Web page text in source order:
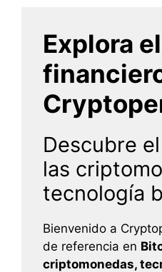
Explora
Descubre
las
tecnología
Bienvenido a
de referencia en
criptomonedas,